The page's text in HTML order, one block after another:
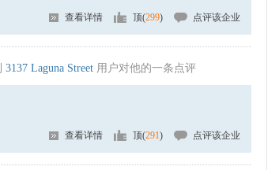
查看详情 顶(299) 点评该企业
3137 Laguna Street 用户对他的一条点评
查看详情 顶(291) 点评该企业